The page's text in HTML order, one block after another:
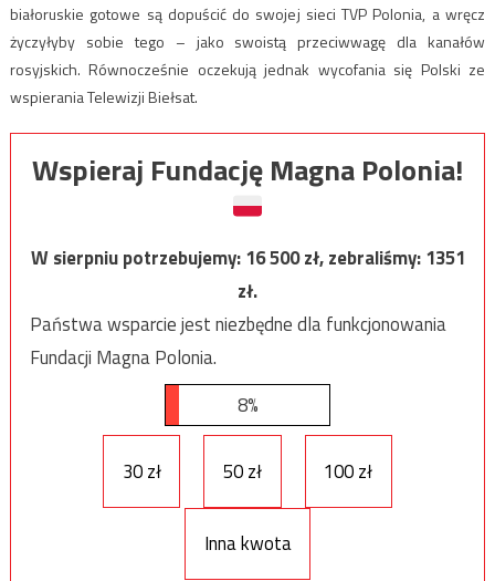
białoruskie gotowe są dopuścić do swojej sieci TVP Polonia, a wręcz
życzyłyby sobie tego – jako swoistą przeciwwagę dla kanałów
rosyjskich. Równocześnie oczekują jednak wycofania się Polski ze
wspierania Telewizji Biełsat.
Wspieraj Fundację Magna Polonia!
W sierpniu potrzebujemy:16 500zł, zebraliśmy:1351
zł.
Państwa wsparcie jest niezbędne dla funkcjonowania
Fundacji Magna Polonia.
8%
30 zł 50 zł 100 zł
Inna kwota